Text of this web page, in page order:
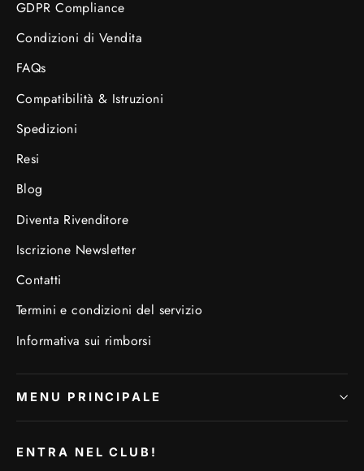
GDPR Compliance
Condizioni di Vendita
FAQs
Compatibilità & Istruzioni
Spedizioni
Resi
Blog
Diventa Rivenditore
Iscrizione Newsletter
Contatti
Termini e condizioni del servizio
Informativa sui rimborsi
MENU PRINCIPALE
ENTRA NEL CLUB!